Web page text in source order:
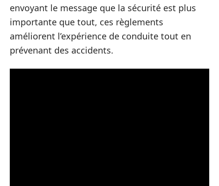
envoyant le message que la sécurité est plus
importante que tout, ces règlements
améliorent l’expérience de conduite tout en
prévenant des accidents.